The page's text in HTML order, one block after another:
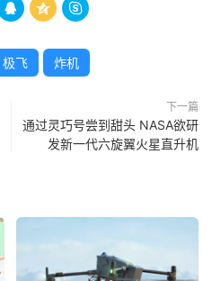
  
极飞 炸机
下一篇
通过灵巧号尝到甜头 NASA欲研
发新一代六旋翼火星直升机